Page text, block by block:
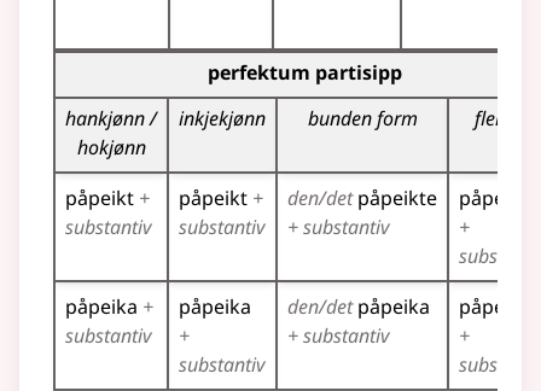
Bøyningstabell for dette verbet (partisippformer)
perfektum partisipp
hankjønn /
hokjønn
inkjekjønn bunden form fleirtal
påpeikt +
substantiv
påpeikt +
substantiv
den/detpåpeikte
+ substantiv
påpeikte
+
påpeika +
substantiv
påpeika
+
substantiv
den/detpåpeika
+ substantiv
påpeika
+